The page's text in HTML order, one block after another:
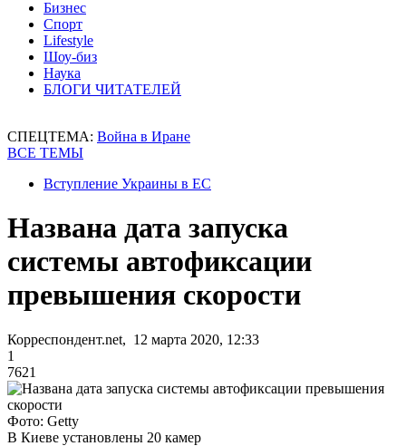
Бизнес
Спорт
Lifestyle
Шоу-биз
Наука
БЛОГИ ЧИТАТЕЛЕЙ
СПЕЦТЕМА: Война в Иране
ВСЕ ТЕМЫ
Вступление Украины в ЕС
Названа дата запуска
системы автофиксации
превышения скорости
Корреспондент.net, 12 марта 2020, 12:33
1
7621
Фото: Getty
В Киеве установлены 20 камер